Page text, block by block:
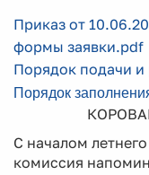
Приказ от
формы заявки.pdf
Порядок подачи и
Порядок
С началом
комиссия